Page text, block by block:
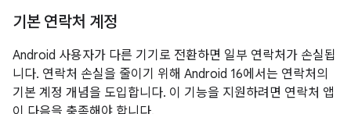
기본 연락처 계정
Android 사용자가 다른 기기로 전환하면 일부 연락처가 손실됩
니다. 연락처 손실을 줄이기 위해 Android 16에서는 연락처의
기본 계정 개념을 도입합니다. 이 기능을 지원하려면 연락처 앱